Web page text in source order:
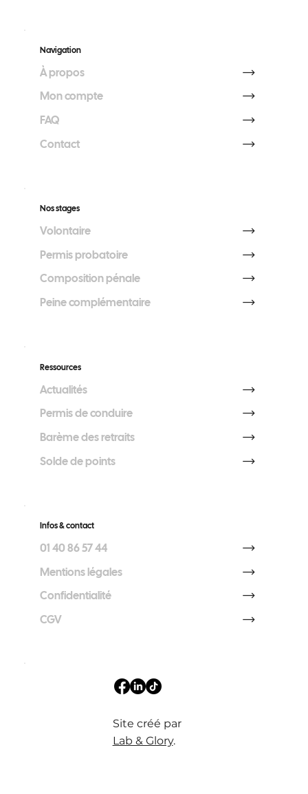
Ressources
Actualités
Permis de conduire
Barème des retraits
Solde de points
Nos stages
Volontaire
Permis probatoire
Composition pénale
Peine complémentaire
Site créé par
Lab & Glory.
Infos & contact
01 40 86 57 44
Mentions légales
Confidentialité
CGV
Navigation
À propos
Mon compte
FAQ
Contact